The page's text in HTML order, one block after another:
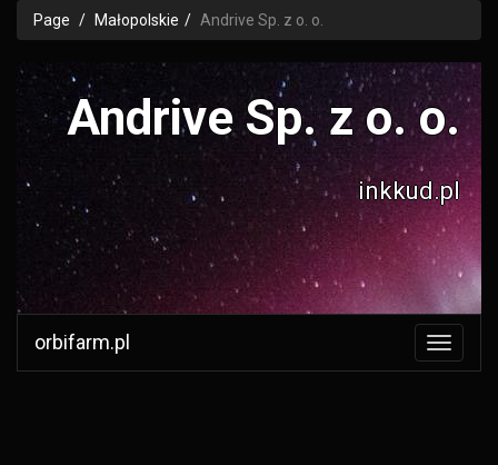
Page Małopolskie Andrive Sp. z o. o.
Andrive Sp. z o. o.
inkkud.pl
orbifarm.pl